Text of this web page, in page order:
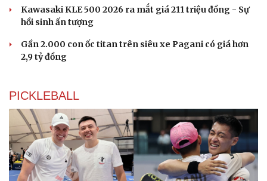
check-in
Cửa sổ tình yêu
Kawasaki KLE 500 2026 ra mắt giá 211 triệu đồng - Sự
hồi sinh ấn tượng
Gần 2.000 con ốc titan trên siêu xe Pagani có giá hơn
2,9 tỷ đồng
PICKLEBALL